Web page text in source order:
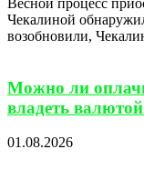
Весной процесс
Чекалиной
возобновили,
Можно ли
владеть
01.08.2026